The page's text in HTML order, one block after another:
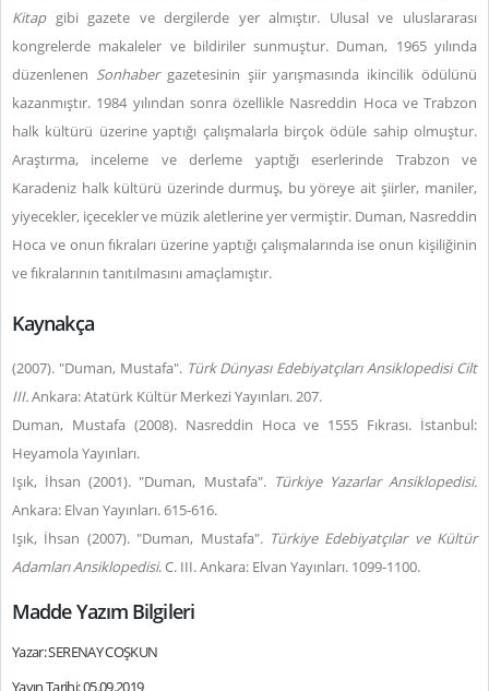
Kitapgibi gazete ve dergilerde yer almıştır. Ulusal ve uluslararası
kongrelerde makaleler ve bildiriler sunmuştur. Duman, 1965 yılında
düzenlenen Sonhabergazetesinin şiir yarışmasında ikincilik ödülünü
kazanmıştır. 1984 yılından sonra özellikle Nasreddin Hoca ve Trabzon
halk kültürü üzerine yaptığı çalışmalarla birçok ödüle sahip olmuştur.
Araştırma, inceleme ve derleme yaptığı eserlerinde Trabzon ve
Karadeniz halk kültürü üzerinde durmuş, bu yöreye ait şiirler, maniler,
yiyecekler, içecekler ve müzik aletlerine yer vermiştir. Duman, Nasreddin
Hoca ve onun fıkraları üzerine yaptığı çalışmalarında ise onun kişiliğinin
ve fıkralarının tanıtılmasını amaçlamıştır.
Kaynakça
(2007). "Duman, Mustafa". Türk Dünyası Edebiyatçıları Ansiklopedisi Cilt
III.Ankara: Atatürk Kültür Merkezi Yayınları. 207.
Duman, Mustafa (2008). Nasreddin Hoca ve 1555 Fıkrası. İstanbul:
Heyamola Yayınları.
Işık, İhsan (2001). "Duman, Mustafa".Türkiye Yazarlar Ansiklopedisi.
Ankara: Elvan Yayınları. 615-616.
Işık, İhsan (2007). "Duman, Mustafa". Türkiye Edebiyatçılar ve Kültür
Adamları Ansiklopedisi. C. III. Ankara: Elvan Yayınları. 1099-1100.
Madde Yazım Bilgileri
Yazar: SERENAY COŞKUN
Yayın Tarihi: 05.09.2019